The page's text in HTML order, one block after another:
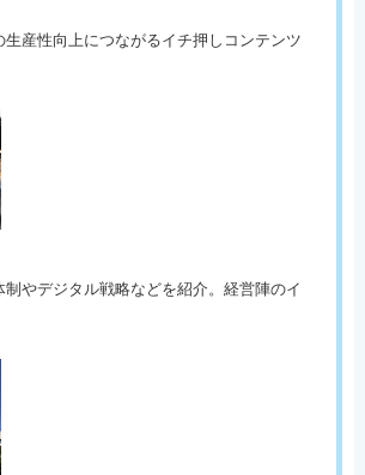
生産性向上につながるイチ押しコンテンツ
やデジタル戦略などを紹介。経営陣のイ